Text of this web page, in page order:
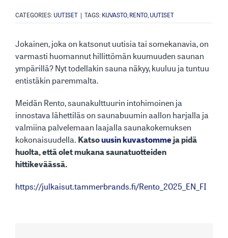
CATEGORIES: UUTISET | TAGS: KUVASTO,RENTO,UUTISET
Jokainen, joka on katsonut uutisia tai somekanavia, on
varmasti huomannut hillittömän kuumuuden saunan
ympärillä? Nyt todellakin sauna näkyy, kuuluu ja tuntuu
entistäkin paremmalta.
Meidän Rento, saunakulttuurin intohimoinen ja
innostava lähettiläs on saunabuumin aallon harjalla ja
valmiina palvelemaan laajalla saunakokemuksen
kokonaisuudella. Katsouusin kuvastommeja pidä
huolta, että olet mukana saunatuotteiden
hittikeväässä.
https://julkaisut.tammerbrands.fi/Rento_2025_EN_FI